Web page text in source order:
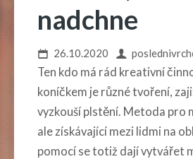
nadchne
26.10.2020
Ten kdo má rád kreativní
koníčkem je různé tvoření,
vyzkouší plstění. Metoda pro
ale získávající mezi lidmi na
pomocí se totiž dají vytvářet